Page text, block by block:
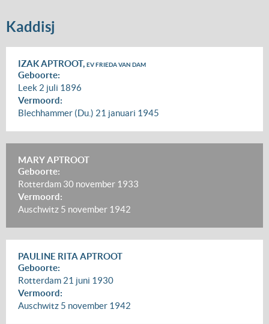
Kaddisj
IZAK APTROOT, EV FRIEDA VAN DAM
Geboorte:
Leek 2 juli 1896
Vermoord:
Blechhammer (Du.) 21 januari 1945
MARY APTROOT
Geboorte:
Rotterdam 30 november 1933
Vermoord:
Auschwitz 5 november 1942
PAULINE RITA APTROOT
Geboorte:
Rotterdam 21 juni 1930
Vermoord:
Auschwitz 5 november 1942